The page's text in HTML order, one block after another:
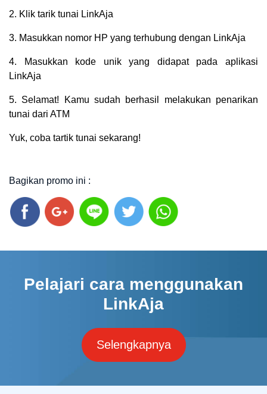
2. Klik tarik tunai LinkAja
3. Masukkan nomor HP yang terhubung dengan LinkAja
4. Masukkan kode unik yang didapat pada aplikasi
LinkAja
5. Selamat! Kamu sudah berhasil melakukan penarikan
tunai dari ATM
Yuk, coba tartik tunai sekarang!
Bagikan promo ini :
Pelajari cara menggunakan
LinkAja
Selengkapnya